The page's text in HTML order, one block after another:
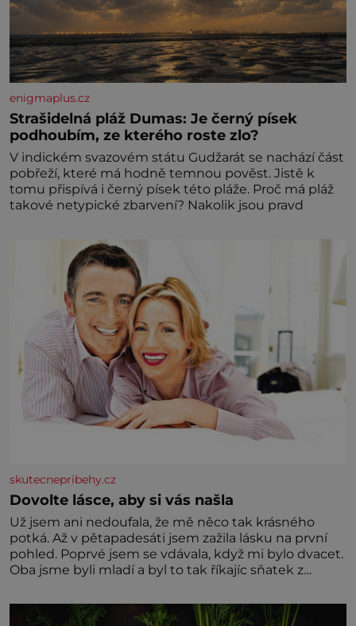
enigmaplus.cz
Strašidelná pláž Dumas: Je černý písek
podhoubím, ze kterého roste zlo?
V indickém svazovém státu Gudžarát se nachází část
pobřeží, které má hodně temnou pověst. Jistě k
tomu přispívá i černý písek této pláže. Proč má pláž
takové netypické zbarvení? Nakolik jsou pravd
skutecnepribehy.cz
Dovolte lásce, aby si vás našla
Už jsem ani nedoufala, že mě něco tak krásného
potká. Až v pětapadesáti jsem zažila lásku na první
pohled. Poprvé jsem se vdávala, když mi bylo dvacet.
Oba jsme byli mladí a byl to tak říkajíc sňatek z
zaopatřený mladý muž. Manželství nám oběma moc
nesvědčilo, brzy jsme zjistili, že